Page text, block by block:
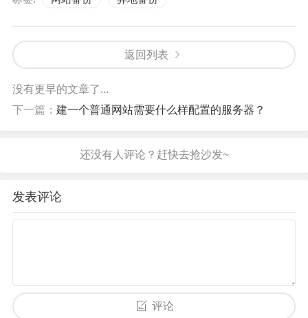
返回列表
没有更早的文章了...
下一篇： 建一个普通网站需要什么样配置的服务器？
发表评论
评论